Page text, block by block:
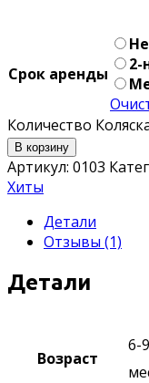
Срок аренды
2-
Количество
В корзину
Артикул: 0103
Хиты
Детали
Отзывы (1)
Детали
Возраст
6-